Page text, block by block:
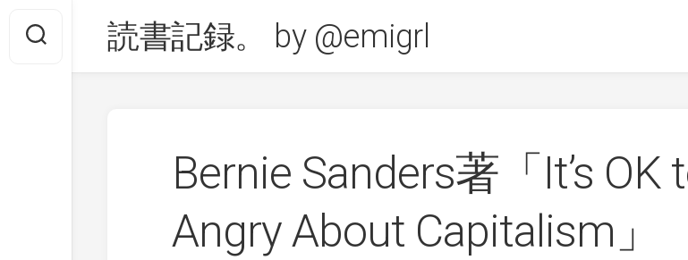
content
読書記録。 by @emigrl
Bernie Sanders著「It’s OK
Angry About Capitalism」